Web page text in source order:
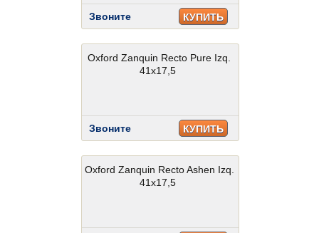
Звоните КУПИТЬ
Oxford Zanquin Recto Pure Izq.
41x17,5
Звоните КУПИТЬ
Oxford Zanquin Recto Ashen Izq.
41x17,5